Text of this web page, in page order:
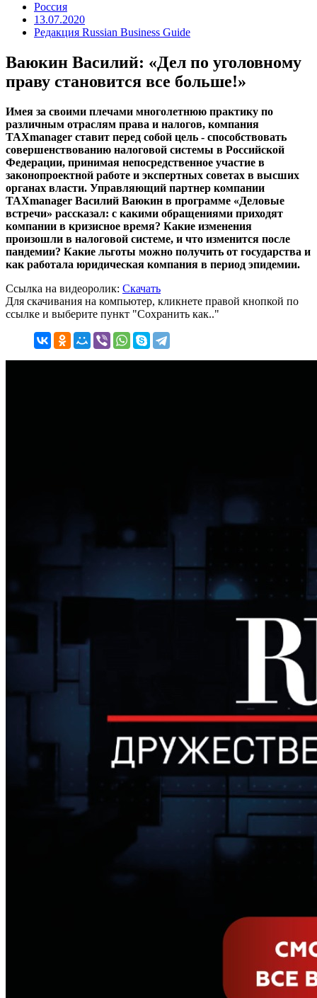
Россия
13.07.2020
Редакция Russian Business Guide
Ваюкин Василий: «Дел по уголовному
праву становится все больше!»
Имея за своими плечами многолетнюю практику по
различным отраслям права и налогов, компания
TAXmanager ставит перед собой цель - способствовать
совершенствованию налоговой системы в Российской
Федерации, принимая непосредственное участие в
законопроектной работе и экспертных советах в высших
органах власти. Управляющий партнер компании
TAXmanager Василий Ваюкин в программе «Деловые
встречи» рассказал: с какими обращениями приходят
компании в кризисное время? Какие изменения
произошли в налоговой системе, и что изменится после
пандемии? Какие льготы можно получить от государства и
как работала юридическая компания в период эпидемии.
Ссылка на видеоролик: Скачать
Для скачивания на компьютер, кликнете правой кнопкой по
ссылке и выберите пункт "Сохранить как.."